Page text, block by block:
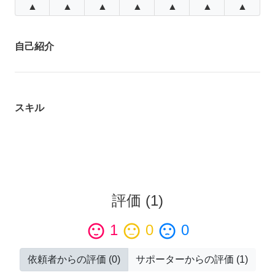
▲ ▲ ▲ ▲ ▲ ▲ ▲
自己紹介
スキル
評価 (1)
sentiment_satisfied 1 sentiment_neutral 0 sentiment_dissatisfied 0
依頼者からの評価 (0) サポーターからの評価 (1)